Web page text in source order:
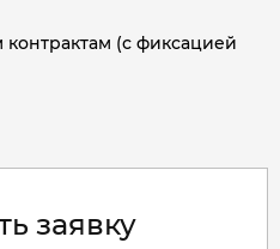
контрактам (с фиксацией
заявку